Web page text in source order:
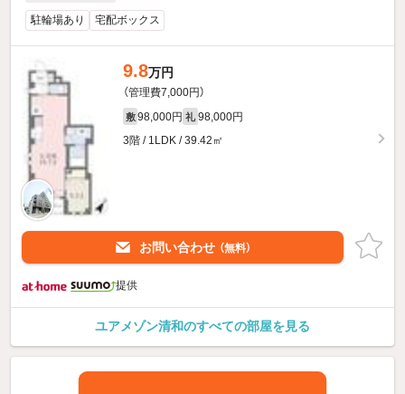
駐輪場あり 宅配ボックス
9.8万円
（管理費7,000円）
敷 98,000円 礼 98,000円
3階 / 1LDK / 39.42㎡
お問い合わせ （無料）
提供
ユアメゾン清和のすべての部屋を見る